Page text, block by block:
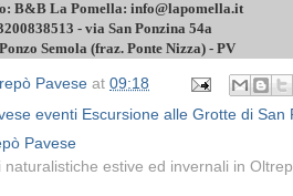
B&B La Pomella: info@lapomella.it
- via San Ponzina 54a
Semola (fraz. Ponte Nizza) - PV
Pavese at 09:18
eventi Escursione alle Grotte di San
Pavese
estive ed invernali in